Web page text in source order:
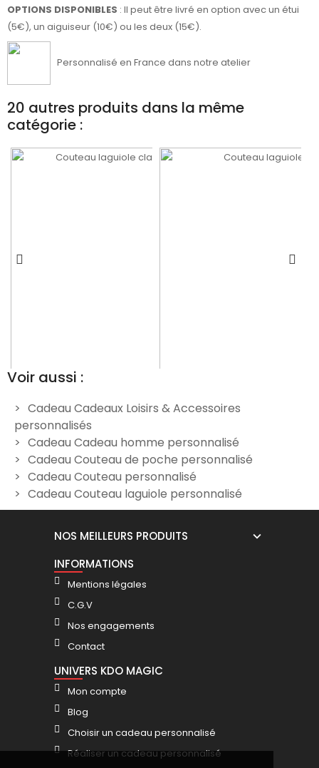
OPTIONS DISPONIBLES : Il peut être livré en option avec un étui
(5€), un aiguiseur (10€) ou les deux (15€).
Personnalisé en France dans notre atelier
20 autres produits dans la même
catégorie :
Couteau laguiole
personnalisé rustique gravé
- Modèle Poisson
24,90 €
Couteau gravé personnalisé
tire-bouchon en frêne -
Modèle Boussole
24,90 €
Voir aussi :
Cadeau Cadeaux Loisirs & Accessoires
personnalisés
Cadeau Cadeau homme personnalisé
Cadeau Couteau de poche personnalisé
Cadeau Couteau personnalisé
Cadeau Couteau laguiole personnalisé
NOS MEILLEURS PRODUITS
INFORMATIONS
Mentions légales
C.G.V
Nos engagements
Contact
UNIVERS KDO MAGIC
Mon compte
Blog
Choisir un cadeau personnalisé
Réaliser un cadeau personnalisé